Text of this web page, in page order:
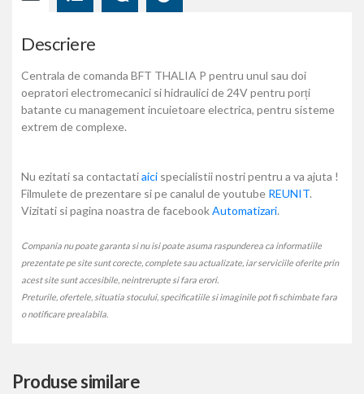
Descriere
Centrala de comanda BFT THALIA P pentru unul sau doi
oepratori electromecanici si hidraulici de 24V pentru porți
batante cu management incuietoare electrica, pentru sisteme
extrem de complexe.
Nu ezitati sa contactatiaici specialistii nostri pentru a va ajuta !
Filmulete de prezentare si pe canalul de youtube REUNIT.
Vizitati si pagina noastra de facebookAutomatizari.
Compania nu poate garanta si nu isi poate asuma raspunderea ca informatiile
prezentate pe site sunt corecte, complete sau actualizate, iar serviciile oferite prin
acest site sunt accesibile, neintrerupte si fara erori.
Preturile, ofertele, situatia stocului, specificatiile si imaginile pot fi schimbate fara
o notificare prealabila.
Produse similare